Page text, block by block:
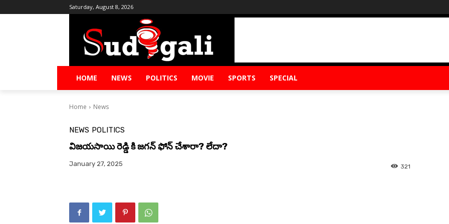
Saturday, August 8, 2026
HOME NEWS POLITICS MOVIE SPORTS SPECIAL
Home News
NEWS POLITICS
విజయసాయి రెడ్డి కి జగన్ ఫోన్ చేశారా? లేదా?
January 27, 2025 321